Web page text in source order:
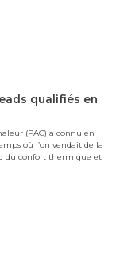
qualifiés en
(PAC) a connu en
où l’on vendait de la
du confort thermique et